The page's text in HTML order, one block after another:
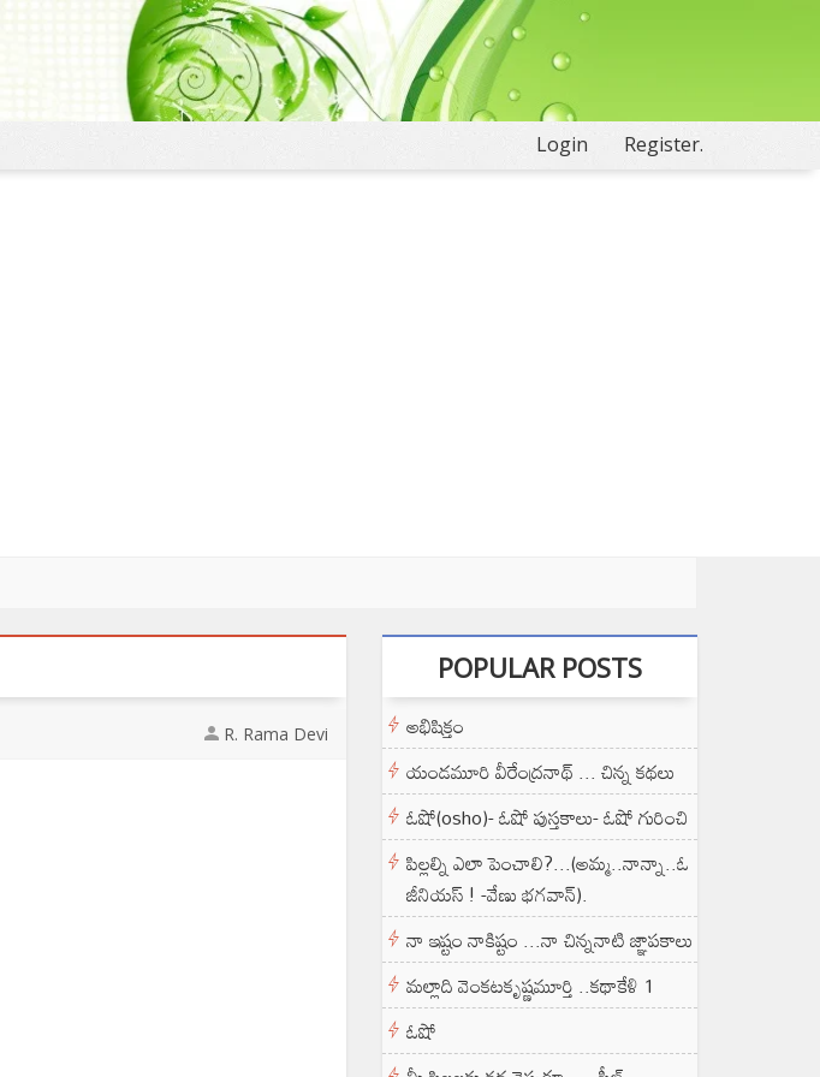
Login Register.
R. Rama Devi
POPULAR POSTS
అభిషిక్తం
యండమూరి వీరేంద్రనాథ్ ... చిన్న కథలు
ఓషో(osho)- ఓషో పుస్తకాలు- ఓషో గురించి
పిల్లల్ని ఎలా పెంచాలి?...(అమ్మ..నాన్నా..ఓ
జీనియస్ ! -వేణు భగవాన్).
నా ఇష్టం నాకిష్టం ...నా చిన్ననాటి జ్ఞాపకాలు
మల్లాది వెంకటకృష్ణమూర్తి ..కథాకేళి 1
ఓషో